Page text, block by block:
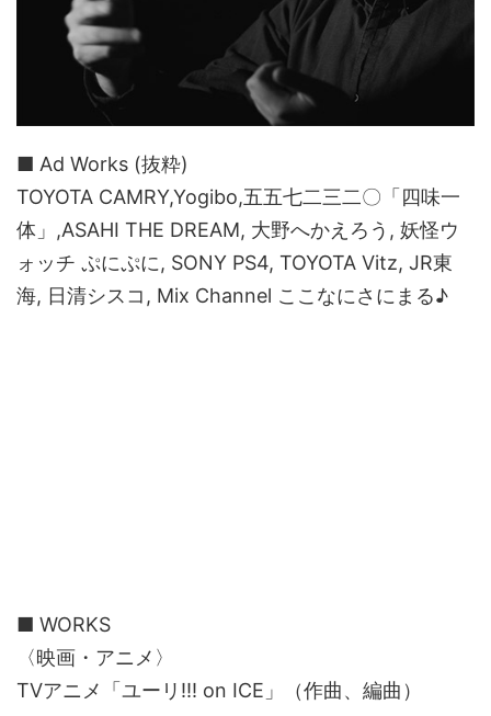
■ Ad Works (抜粋)
TOYOTA CAMRY,Yogibo,五五七二三二〇「四味一
体」,ASAHI THE DREAM, 大野へかえろう, 妖怪ウ
ォッチ ぷにぷに, SONY PS4, TOYOTA Vitz, JR東
海, 日清シスコ, Mix Channel ここなにさにまる♪
■ WORKS
〈映画・アニメ〉
TVアニメ「ユーリ!!! on ICE」（作曲、編曲）